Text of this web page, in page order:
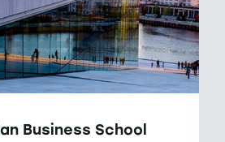
Business School